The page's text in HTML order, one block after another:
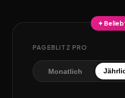
✦
PAGEBLITZ PRO
Monatlich